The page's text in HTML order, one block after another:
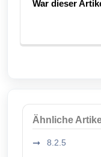
War dieser
Ähnliche
8.2.5